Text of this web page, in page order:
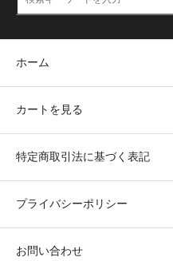
ホーム
カートを見る
特定商取引法に基づく表記
プライバシーポリシー
お問い合わせ